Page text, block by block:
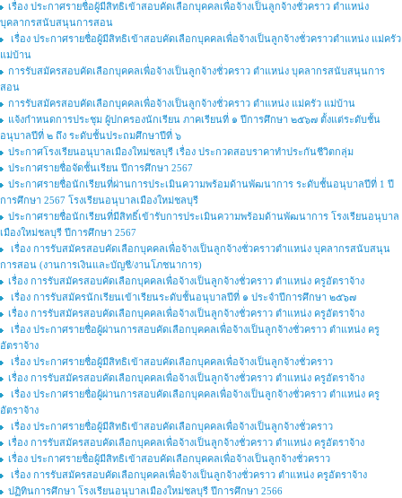
เรื่อง ประกาศรายชื่อผู้มีสิทธิเข้าสอบคัดเลือกบุคคลเพื่อจ้างเป็นลูกจ้างชั่วคราว ตำแหน่ง
บุคลากรสนับสนุนการสอน
เรื่อง ประกาศรายชื่อผู้มีสิทธิเข้าสอบคัดเลือกบุคคลเพื่อจ้างเป็นลูกจ้างชั่วคราวตำแหน่ง แม่ครัว
แม่บ้าน
การรับสมัครสอบคัดเลือกบุคคลเพื่อจ้างเป็นลูกจ้างชั่วคราว ตำแหน่ง บุคลากรสนับสนุนการ
สอน
การรับสมัครสอบคัดเลือกบุคคลเพื่อจ้างเป็นลูกจ้างชั่วคราว ตำแหน่ง แม่ครัว แม่บ้าน
แจ้งกำหนดการประชุม ผู้ปกครองนักเรียน ภาคเรียนที่ ๑ ปีการศึกษา ๒๕๖๗ ตั้งแต่ระดับชั้น
อนุบาลปีที่ ๒ ถึง ระดับชั้นประถมศึกษาปีที่ ๖
ประกาศโรงเรียนอนุบาลเมืองใหม่ชลบุรี เรื่อง ประกวดสอบราคาทำประกันชีวิตกลุ่ม
ประกาศรายชื่อจัดชั้นเรียน ปีการศึกษา 2567
ประกาศรายชื่อนักเรียนที่ผ่านการประเมินความพร้อมด้านพัฒนาการ ระดับชั้นอนุบาลปีที่ 1 ปี
การศึกษา 2567 โรงเรียนอนุบาลเมืองใหม่ชลบุรี
ประกาศรายชื่อนักเรียนที่มีสิทธิ์เข้ารับการประเมินความพร้อมด้านพัฒนาการ โรงเรียนอนุบาล
เมืองใหม่ชลบุรี ปีการศึกษา 2567
เรื่อง การรับสมัครสอบคัดเลือกบุคคลเพื่อจ้างเป็นลูกจ้างชั่วคราวตำแหน่ง บุคลากรสนับสนุน
การสอน (งานการเงินและบัญชี/งานโภชนาการ)
เรื่อง การรับสมัครสอบคัดเลือกบุคคลเพื่อจ้างเป็นลูกจ้างชั่วคราว ตำแหน่ง ครูอัตราจ้าง
เรื่อง การรับสมัครนักเรียนเข้าเรียนระดับชั้นอนุบาลปีที่ ๑ ประจำปีการศึกษา ๒๕๖๗
เรื่อง การรับสมัครสอบคัดเลือกบุคคลเพื่อจ้างเป็นลูกจ้างชั่วคราว ตำแหน่ง ครูอัตราจ้าง
เรื่อง ประกาศรายชื่อผู้ผ่านการสอบคัดเลือกบุคคลเพื่อจ้างเป็นลูกจ้างชั่วคราว ตำแหน่ง ครู
อัตราจ้าง
เรื่อง ประกาศรายชื่อผู้มีสิทธิเข้าสอบคัดเลือกบุคคลเพื่อจ้างเป็นลูกจ้างชั่วคราว
เรื่อง การรับสมัครสอบคัดเลือกบุคคลเพื่อจ้างเป็นลูกจ้างชั่วคราว ตำแหน่ง ครูอัตราจ้าง
เรื่อง ประกาศรายชื่อผู้ผ่านการสอบคัดเลือกบุคคลเพื่อจ้างเป็นลูกจ้างชั่วคราว ตำแหน่ง ครู
อัตราจ้าง
เรื่อง ประกาศรายชื่อผู้มีสิทธิเข้าสอบคัดเลือกบุคคลเพื่อจ้างเป็นลูกจ้างชั่วคราว
เรื่อง การรับสมัครสอบคัดเลือกบุคคลเพื่อจ้างเป็นลูกจ้างชั่วคราว ตำแหน่ง ครูอัตราจ้าง
เรื่อง ประกาศรายชื่อผู้มีสิทธิเข้าสอบคัดเลือกบุคคลเพื่อจ้างเป็นลูกจ้างชั่วคราว
เรื่อง การรับสมัครสอบคัดเลือกบุคคลเพื่อจ้างเป็นลูกจ้างชั่วคราว ตำแหน่ง ครูอัตราจ้าง
ปฏิทินการศึกษา โรงเรียนอนุบาลเมืองใหม่ชลบุรี ปีการศึกษา 2566